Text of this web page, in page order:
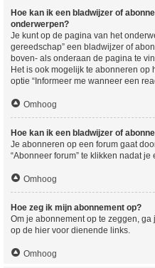
Hoe kan ik een bladwijzer of
onderwerpen?
Je kunt op de pagina van het
gereedschap” een bladwijzer of
boven- als onderaan de pagina te
Het is ook mogelijk te abonneren
optie “Informeer me wanneer een
Omhoog
Hoe kan ik een bladwijzer of
Je abonneren op een forum gaat
“Abonneer forum” te klikken nadat
Omhoog
Hoe zeg ik mijn abonnement op?
Om je abonnement op te zeggen,
op de hier voor dienende links.
Omhoog